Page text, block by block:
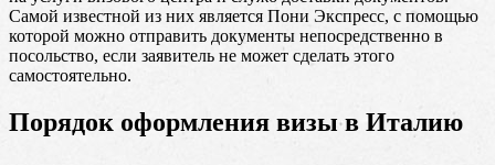
Самой известной из них является Пони Экспресс, с помощью
которой можно отправить документы непосредственно в
посольство, если заявитель не может сделать этого
самостоятельно.
Порядок оформления визы в Италию